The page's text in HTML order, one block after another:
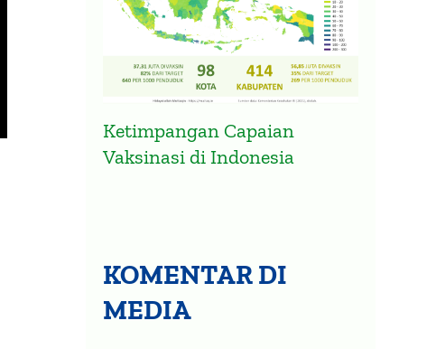
Grafik Kematian di Kalsel Masih
Ketimpangan Capaian
Vaksinasi di Indonesia
KOMENTAR DI
MEDIA